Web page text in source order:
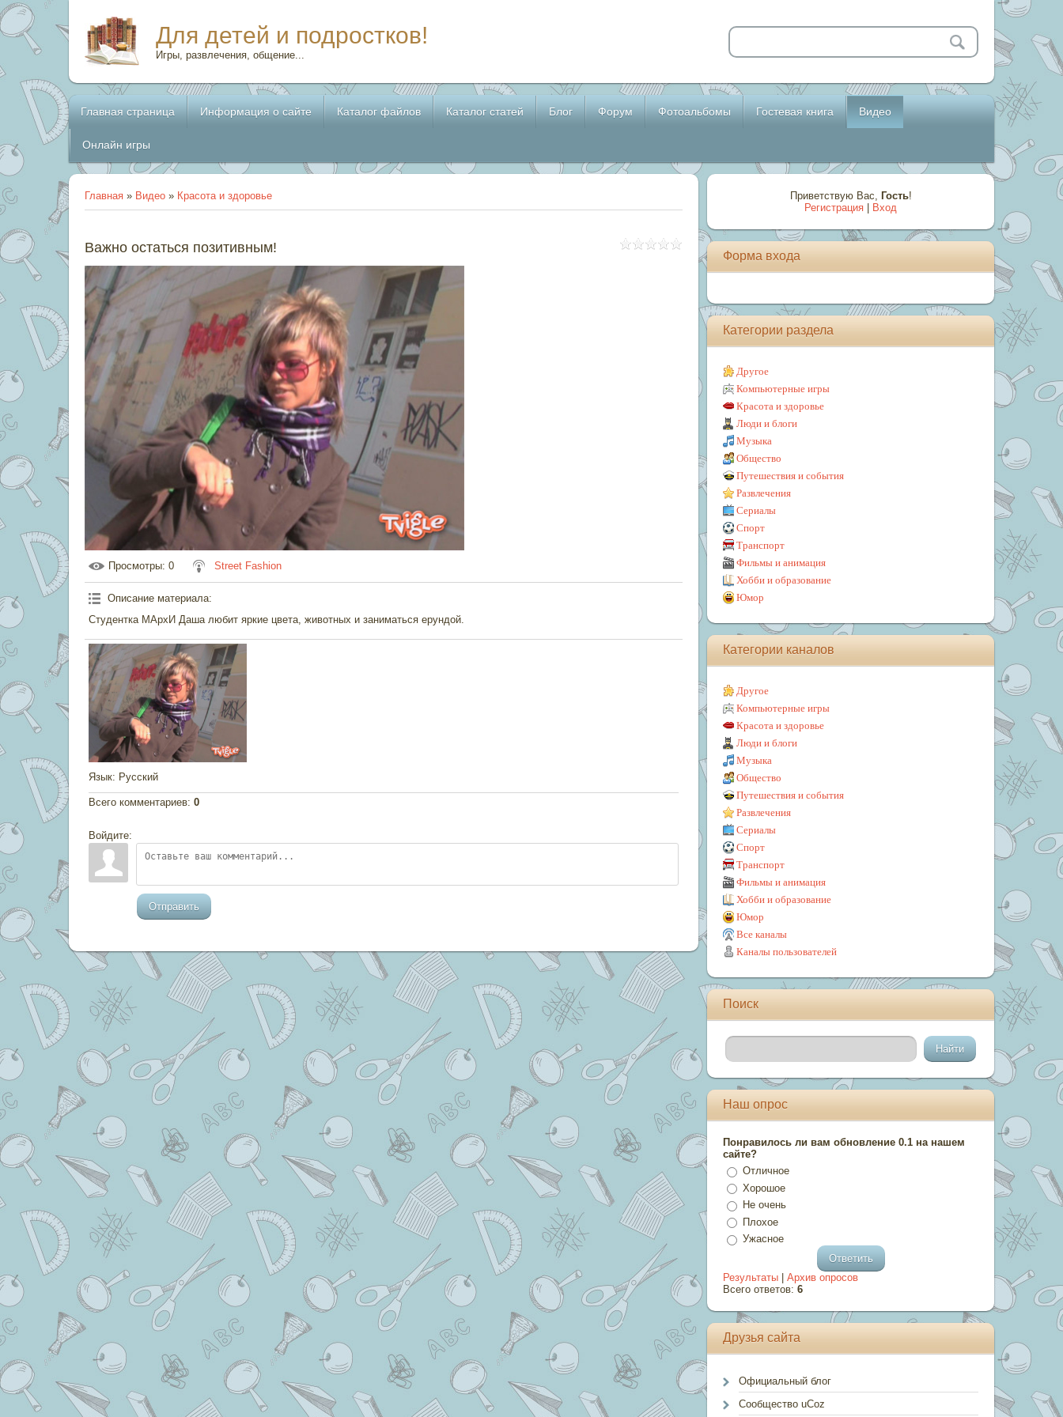
Для детей и подростков!
Игры, развлечения, общение...
Главная страница Информация о сайте Каталог файлов Каталог статей Блог Форум Фотоальбомы Гостевая книга Видео
Онлайн игры
Главная » Видео » Красота и здоровье
Важно остаться позитивным!
Просмотры: 0 Street Fashion
Описание материала:
Студентка МАрхИ Даша любит яркие цвета, животных и заниматься ерундой.
Язык: Русский
Всего комментариев: 0
Войдите:
Отправить
Приветствую Вас, Гость!
Регистрация
Вход
Форма входа
Категории раздела
Другое
Компьютерные игры
Красота и здоровье
Люди и блоги
Музыка
Общество
Путешествия и события
Развлечения
Сериалы
Спорт
Транспорт
Фильмы и анимация
Хобби и образование
Юмор
Категории каналов
Другое
Компьютерные игры
Красота и здоровье
Люди и блоги
Музыка
Общество
Путешествия и события
Развлечения
Сериалы
Спорт
Транспорт
Фильмы и анимация
Хобби и образование
Юмор
Все каналы
Каналы пользователей
Поиск
Наш опрос
Понравилось ли вам обновление 0.1 на нашем
сайте?
Отличное
Хорошое
Не очень
Плохое
Ужасное
Результаты |Архив опросов
Всего ответов:6
Друзья сайта
Официальный блог
Сообщество uCoz